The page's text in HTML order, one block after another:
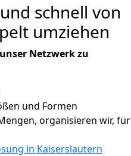
schnell von
umziehen
Netzwerk zu
und Formen
organisieren wir, für
in Kaiserslautern